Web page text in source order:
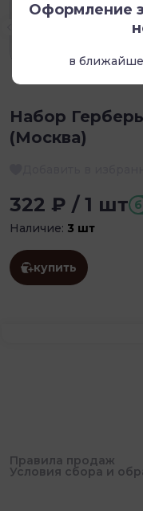
Набор
(Москва)
322 ₽ / 1 шт б
Наличие: 3 шт
купить
Правила продаж
Условия сбора и
Оформление
в